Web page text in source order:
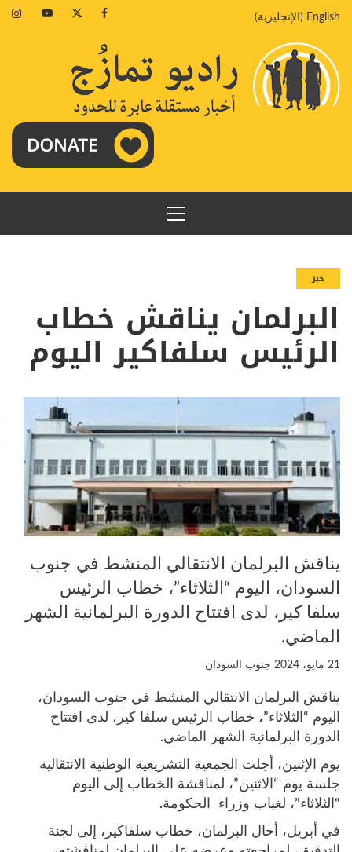
إلىEnglish
( الإنجليزية)
Facebook
Twitter
Youtube
القائمة
الرئيسية
خبر
البرلمان يناقش خطاب
الرئيس سلفاكير اليوم
يناقش البرلمان الانتقالي المنشط في جنوب
السودان، اليوم “الثلاثاء”، خطاب الرئيس
سلفا كير، لدى افتتاح الدورة البرلمانية الشهر
الماضي.
21 مايو، 2024 جنوب السودان
يناقش البرلمان الانتقالي المنشط في جنوب السودان،
اليوم “الثلاثاء”، خطاب الرئيس سلفا كير، لدى افتتاح
الدورة البرلمانية الشهر الماضي.
يوم الإثنين، أجلت الجمعية التشريعية الوطنية الانتقالية
جلسة يوم “الاثنين”، لمناقشة الخطاب إلى اليوم
“الثلاثاء”، لغياب وزراء الحكومة.
في أبريل، أحال البرلمان، خطاب سلفاكير، إلى لجنة